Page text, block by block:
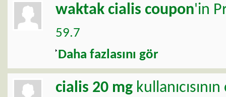
waktak cialis coupon'in
59.7
Daha fazlasını gör
cialis 20 mg